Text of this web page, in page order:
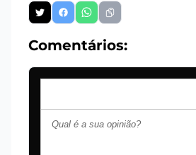
Comentários: